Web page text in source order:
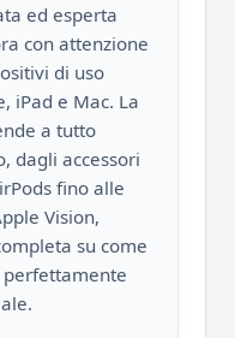
ed esperta
con attenzione
di uso
iPad e Mac. La
a tutto
dagli accessori
fino alle
Vision,
su come